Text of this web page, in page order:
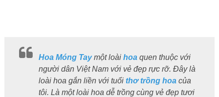
Hoa Móng Taymột loài hoaquen thuộc với
người dân Việt Nam với vẻ đẹp rực rỡ. Đây là
loài hoa gắn liền với tuổi thơ trồng hoacủa
tôi. Là một loài hoa dễ trồng cùng vẻ đẹp tươi